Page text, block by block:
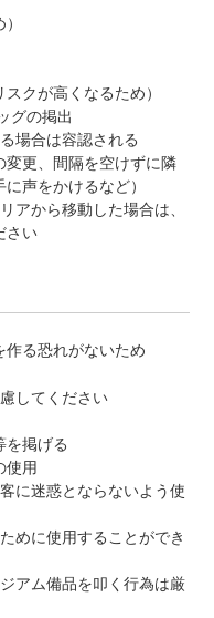
クが高くなるため）
グの掲出
場合は容認される
変更、間隔を空けずに隣
声をかけるなど）
アから移動した場合は、
さい
る恐れがないため
してください
を掲げる
使用
に迷惑とならないよう使
めに使用することができ
アム備品を叩く行為は厳